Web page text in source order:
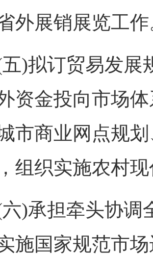
外展销展览工
订贸易发展规
资金投向市场
市商业网点规
组织实施农村
担牵头协调全
施国家规范市